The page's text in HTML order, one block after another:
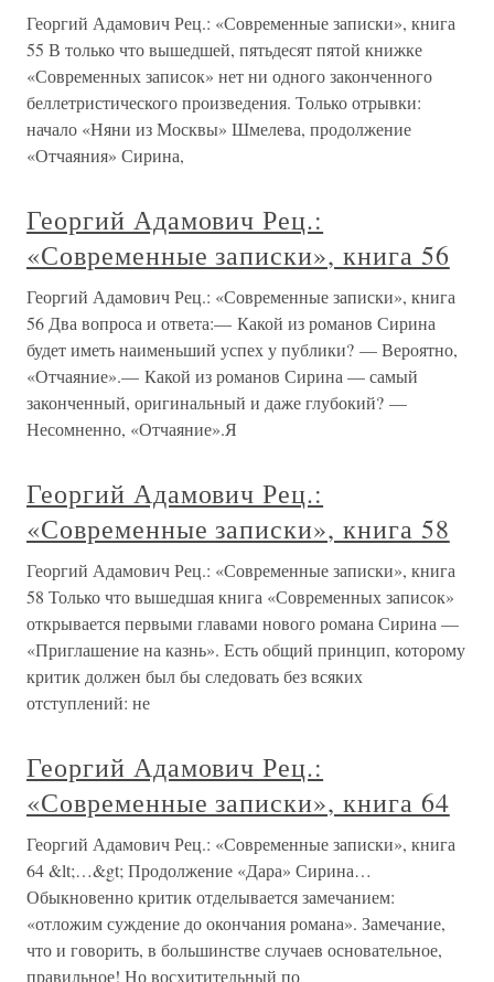
Георгий Адамович Рец.: «Современные записки», книга
55 В только что вышедшей, пятьдесят пятой книжке
«Современных записок» нет ни одного законченного
беллетристического произведения. Только отрывки:
начало «Няни из Москвы» Шмелева, продолжение
«Отчаяния» Сирина,
Георгий Адамович Рец.:
«Современные записки», книга 56
Георгий Адамович Рец.: «Современные записки», книга
56 Два вопроса и ответа:— Какой из романов Сирина
будет иметь наименьший успех у публики? — Вероятно,
«Отчаяние».— Какой из романов Сирина — самый
законченный, оригинальный и даже глубокий? —
Несомненно, «Отчаяние».Я
Георгий Адамович Рец.:
«Современные записки», книга 58
Георгий Адамович Рец.: «Современные записки», книга
58 Только что вышедшая книга «Современных записок»
открывается первыми главами нового романа Сирина —
«Приглашение на казнь». Есть общий принцип, которому
критик должен был бы следовать без всяких
отступлений: не
Георгий Адамович Рец.:
«Современные записки», книга 64
Георгий Адамович Рец.: «Современные записки», книга
64 &lt;…&gt; Продолжение «Дара» Сирина…
Обыкновенно критик отделывается замечанием:
«отложим суждение до окончания романа». Замечание,
что и говорить, в большинстве случаев основательное,
правильное! Но восхитительный по